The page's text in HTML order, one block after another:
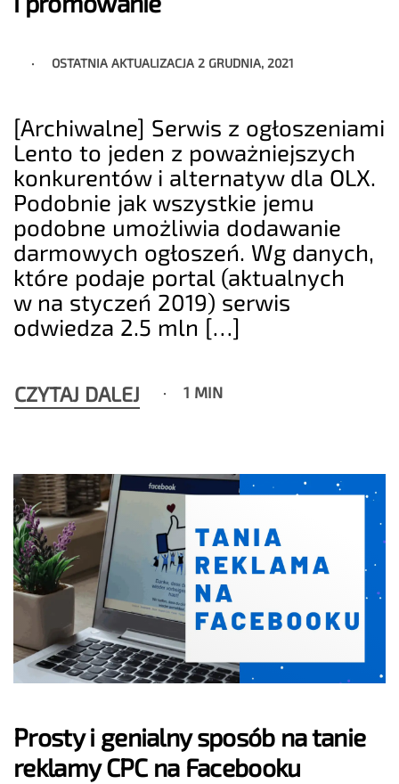
OSTATNIA AKTUALIZACJA 2 GRUDNIA, 2021
[Archiwalne] Serwis z ogłoszeniami
Lento to jeden z poważniejszych
konkurentów i alternatyw dla OLX.
Podobnie jak wszystkie jemu
podobne umożliwia dodawanie
darmowych ogłoszeń. Wg danych,
które podaje portal (aktualnych
w na styczeń 2019) serwis
odwiedza 2.5 mln […]
CZYTAJ DALEJ 1 MIN
Prosty i genialny sposób na tanie
reklamy CPC na Facebooku